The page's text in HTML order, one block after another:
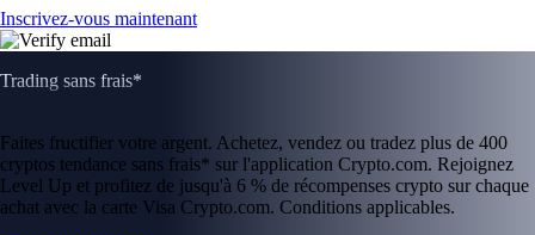
Inscrivez-vous maintenant
Trading sans frais*
Faites fructifier votre argent. Achetez, vendez ou tradez plus de 400
cryptos tendance sans frais* sur l'application Crypto.com. Rejoignez
Level Up et profitez de jusqu'à 6 % de récompenses crypto sur chaque
achat avec la carte Visa Crypto.com. Conditions applicables.